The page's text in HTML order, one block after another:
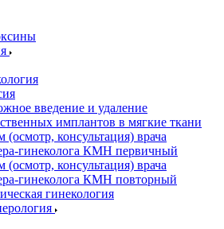
введение и удаление
имплантов в мягкие ткани
(осмотр, консультация) врача
гинеколога КМН первичный
(осмотр, консультация) врача
гинеколога КМН повторный
гинекология